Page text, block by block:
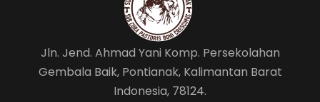
Jln. Jend. Ahmad Yani Komp. Persekolahan
Gembala Baik, Pontianak, Kalimantan Barat
Indonesia, 78124.